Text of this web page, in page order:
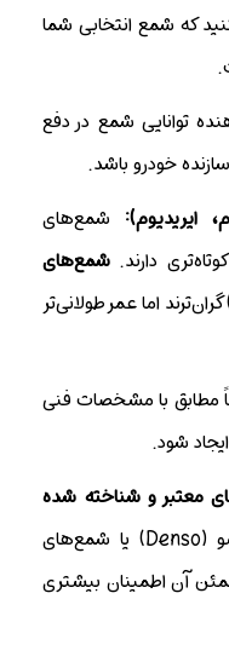
که شمع انتخابی شما
توانایی شمع در دفع
خودرو باشد.
ایریدیوم): شمع‌های
دارند. شمع‌های
اما عمر طولانی‌تر
مطابق با مشخصات فنی
شود.
معتبر و شناخته شده
مانند NGK، بوش (Bosch)، دنسو (Denso) یا شمع‌های
آن اطمینان بیشتری